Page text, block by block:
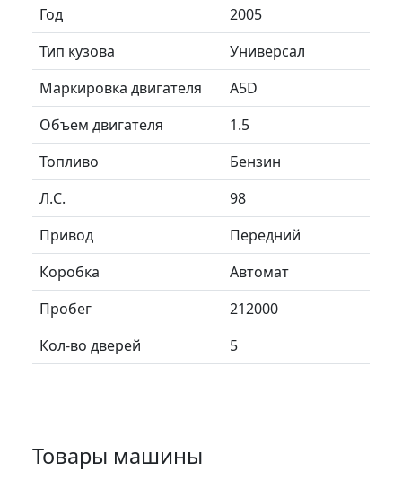
Год
2005
Тип кузова
Универсал
Маркировка двигателя
A5D
Объем двигателя
1.5
Топливо
Бензин
Л.C.
98
Привод
Передний
Коробка
Автомат
Пробег
212000
Кол-во дверей
5
Товары машины